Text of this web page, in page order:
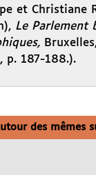
et Christiane
Le Parlement
p. 187-188.).
des mêmes